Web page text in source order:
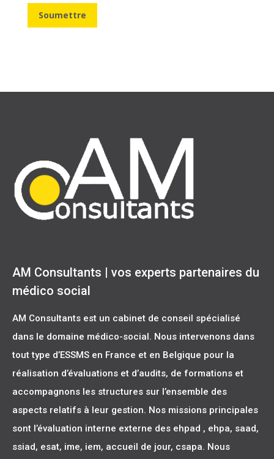
Soumettre
AM Consultants | vos experts partenaires du
médico social
AM Consultants est un cabinet de conseil spécialisé
dans le domaine médico-social. Nous intervenons dans
tout type d’ESSMS en France et en Belgique pour la
réalisation d’évaluations et d’audits, de formations et
accompagnons les structures sur l’ensemble des
aspects relatifs à leur gestion. Nos missions principales
sont l’évaluation interne externe des ehpad , ehpa, saad,
ssiad, esat, ime, iem, accueil de jour, csapa. Nous